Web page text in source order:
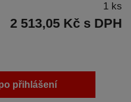
1 ks
2 513,05 Kč s DPH
přihlášení